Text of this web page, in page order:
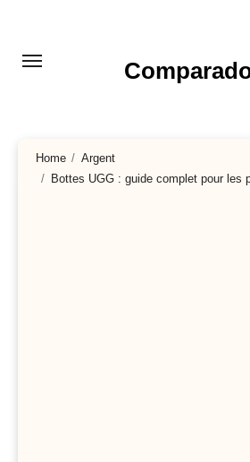
contenu
Home
Argent
Bottes UGG : guide complet pour les